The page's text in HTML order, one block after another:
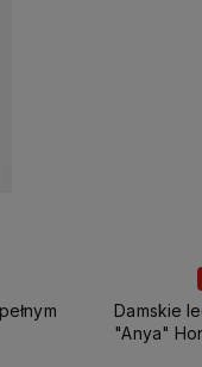
lejem
Damskie
"Gia" B